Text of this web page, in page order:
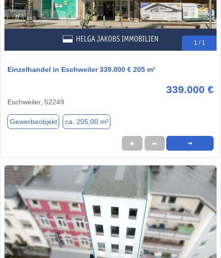
1 / 1
Einzelhandel in Eschweiler 339.000 € 205 m²
339.000 €
Eschweiler, 52249
Gewerbeobjekt ca. 205,00 m²
★ ➦ ➜